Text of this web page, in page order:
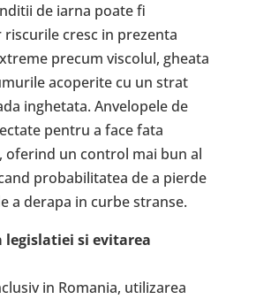
de iarna poate fi
cresc in prezenta
precum viscolul, gheata
acoperite cu un strat
inghetata. Anvelopele de
pentru a face fata
oferind un control mai bun al
probabilitatea de a pierde
a derapa in curbe stranse.
legislatiei si evitarea
in Romania, utilizarea